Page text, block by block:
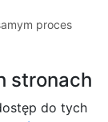
proces
stronach
do tych